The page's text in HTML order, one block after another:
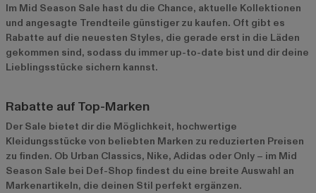
Im Mid Season Sale hast du die Chance, aktuelle Kollektionen
und angesagte Trendteile günstiger zu kaufen. Oft gibt es
Rabatte auf die neuesten Styles, die gerade erst in die Läden
gekommen sind, sodass du immer up-to-date bist und dir deine
Lieblingsstücke sichern kannst.
Rabatte auf Top-Marken
Der Sale bietet dir die Möglichkeit, hochwertige
Kleidungsstücke von beliebten Marken zu reduzierten Preisen
zu finden. Ob Urban Classics, Nike, Adidas oder Only – im Mid
Season Sale bei Def-Shop findest du eine breite Auswahl an
Markenartikeln, die deinen Stil perfekt ergänzen.